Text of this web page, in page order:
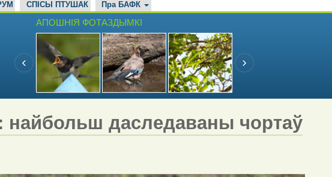
СПІСЫ ПТУШАК Пра БАФК
АПОШНІЯ ФОТАЗДЫМКІ
даследаваны чортаў